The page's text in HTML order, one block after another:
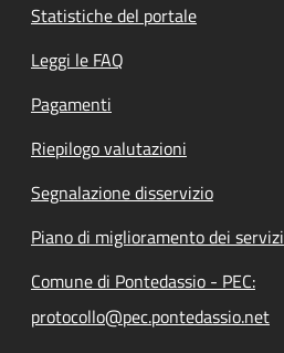
Statistiche del portale
Leggi le FAQ
Pagamenti
Riepilogo valutazioni
Segnalazione disservizio
Piano di miglioramento dei servizi
Comune di Pontedassio - PEC:
protocollo@pec.pontedassio.net